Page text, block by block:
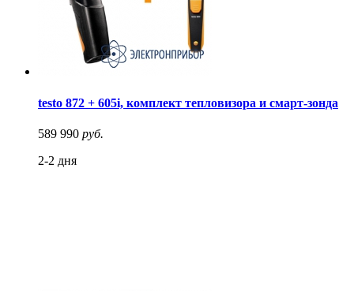
testo 872 + 605i, комплект тепловизора и смарт-зонда
589 990 руб.
2-2 дня